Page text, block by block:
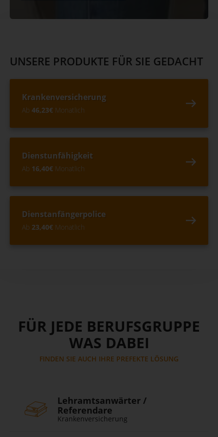
UNSERE PRODUKTE FÜR SIE GEDACHT
Krankenversicherung
Ab 46,23€ Monatlich
Dienstunfähigkeit
Ab 16,40€ Monatlich
Dienstanfängerpolice
Ab 23,40€ Monatlich
FÜR JEDE BERUFSGRUPPE
WAS DABEI
FINDEN SIE AUCH IHRE PREFEKTE LÖSUNG
Lehramtsanwärter /
Referendare
Krankenversicherung